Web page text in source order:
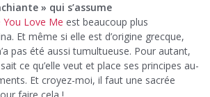
» qui s’assume
You Love Me est beaucoup plus
Et même si elle est d’origine grecque,
pas été aussi tumultueuse. Pour autant,
ce qu’elle veut et place ses principes au-
Et croyez-moi, il faut une sacrée